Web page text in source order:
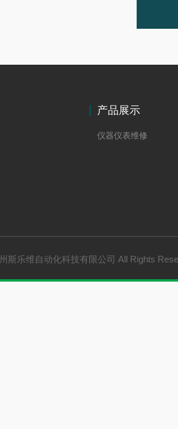
产品展示
仪器仪表维修
斯乐维自动化科技有限公司 All Rights